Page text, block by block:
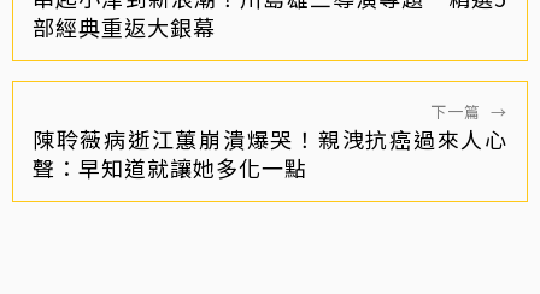
部經典重返大銀幕
下一篇 →
陳聆薇病逝江蕙崩潰爆哭！親洩抗癌過來人心
聲：早知道就讓她多化一點